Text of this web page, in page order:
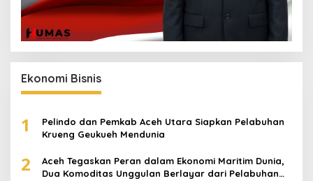
Ekonomi Bisnis
1
Pelindo dan Pemkab Aceh Utara Siapkan Pelabuhan
Krueng Geukueh Mendunia
2
Aceh Tegaskan Peran dalam Ekonomi Maritim Dunia,
Dua Komoditas Unggulan Berlayar dari Pelabuhan